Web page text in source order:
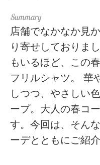
店舗でなかなか見
り寄せしておりま
もいるほど、この
フリルシャツ。 華
しつつ、やさしい
ープ。大人の春コ
す。今回は、そん
ーデとともにご紹介